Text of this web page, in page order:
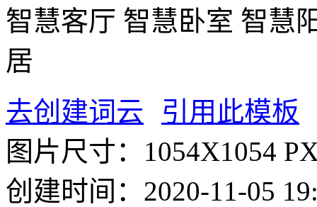
智慧客厅 智慧卧室 智慧
居
去创建词云
引用此模板
图片尺寸： 1054X1054
创建时间： 2020-11-05